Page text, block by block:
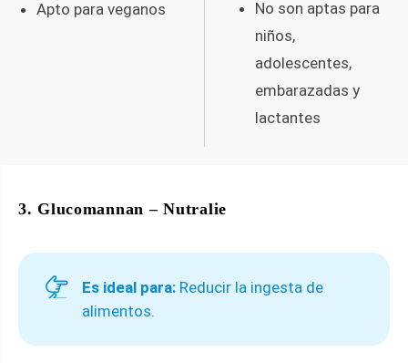
Apto para veganos
No son aptas para
niños,
adolescentes,
embarazadas y
lactantes
3. Glucomannan – Nutralie
Es ideal para: Reducir la ingesta de
alimentos.